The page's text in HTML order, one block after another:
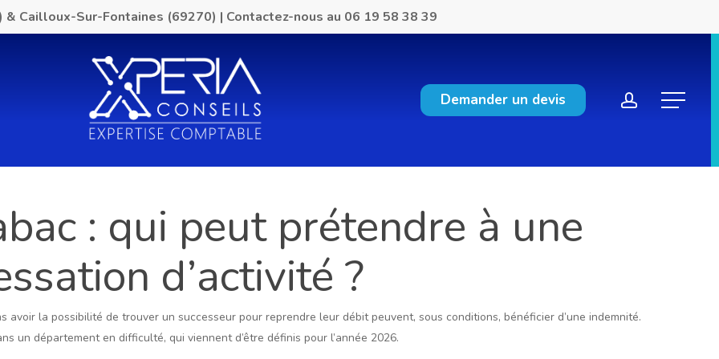
& Cailloux-Sur-Fontaines (69270) | Contactez-nous au 06 19 58 38 39
Demander un devis account
Menu
: qui peut prétendre à une
d’activité ?
la possibilité de trouver un successeur pour reprendre leur débit peuvent, sous conditions, bénéficier d’une indemnité.
un département en difficulté, qui viennent d’être définis pour l’année 2026.